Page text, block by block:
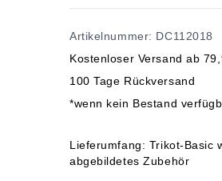
Artikelnummer: DC112018
Kostenloser Versand ab
100 Tage Rückversand
*wenn kein Bestand
Lieferumfang: Trikot-Basic
abgebildetes Zubehör